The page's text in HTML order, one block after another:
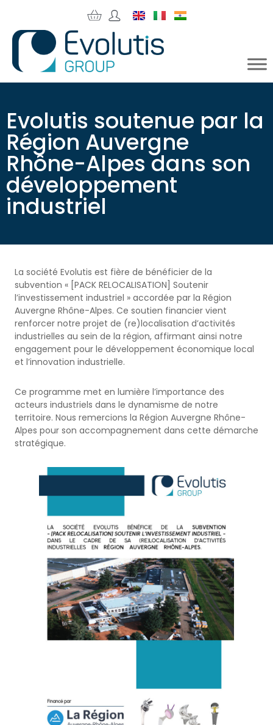
Evolutis soutenue par la
Région Auvergne
Rhône-Alpes dans son
développement
industriel
La société Evolutis est fière de bénéficier de la
subvention « [PACK RELOCALISATION] Soutenir
l’investissement industriel » accordée par la Région
Auvergne Rhône-Alpes. Ce soutien financier vient
renforcer notre projet de (re)localisation d’activités
industrielles au sein de la région, affirmant ainsi notre
engagement pour le développement économique local
et l’innovation industrielle.
Ce programme met en lumière l’importance des
acteurs industriels dans le dynamisme de notre
territoire. Nous remercions la Région Auvergne Rhône-
Alpes pour son accompagnement dans cette démarche
stratégique.